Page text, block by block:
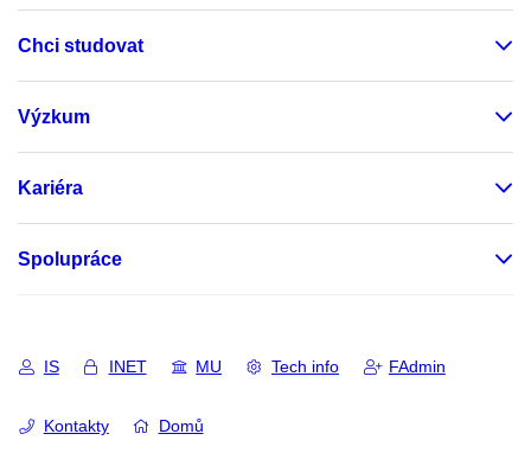
Chci studovat
Výzkum
Kariéra
Spolupráce
IS INET MU Tech info FAdmin
Kontakty Domů